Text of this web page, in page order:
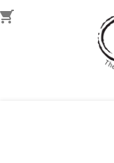
shopping_cart